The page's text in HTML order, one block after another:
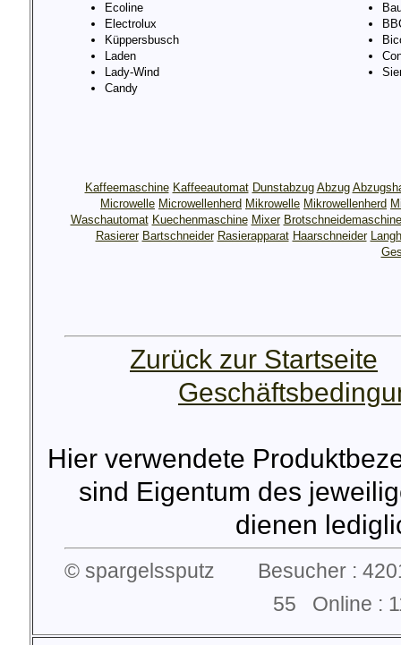
Ecoline
Electrolux
Küppersbusch
Laden
Lady-Wind
Candy
Kaffeemaschine Kaffeeautomat Dunstabzug Abzug
Microwelle Microwellenherd Mikrowelle Mikrowellenherd
Waschautomat Kuechenmaschine Mixer Brotschneidemaschine
Rasierer Bartschneider Rasierapparat Haarschneider
Zurück zur Startseite
Hier verwendete
sind Eigentum des
dienen
© spargelssputz Besucher :
55 Online